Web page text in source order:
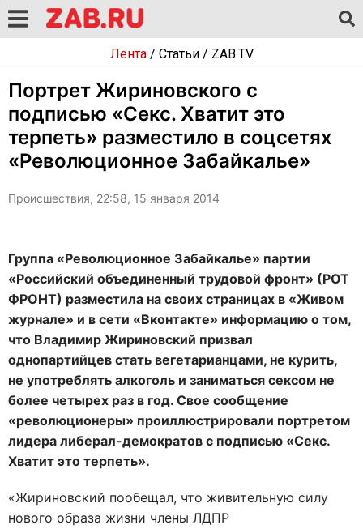
Лента/ Статьи/ ZAB.TV
Портрет Жириновского с
подписью «Секс. Хватит это
терпеть» разместило в соцсетях
«Революционное Забайкалье»
Происшествия, 22:58, 15 января 2014
Группа «Революционное Забайкалье» партии
«Российский объединенный трудовой фронт» (РОТ
ФРОНТ) разместила на своих страницах в «Живом
журнале» и в сети «Вконтакте» информацию о том,
что Владимир Жириновский призвал
однопартийцев стать вегетарианцами, не курить,
не употреблять алкоголь и заниматься сексом не
более четырех раз в год. Свое сообщение
«революционеры» проиллюстрировали портретом
лидера либерал-демократов с подписью «Секс.
Хватит это терпеть».
«Жириновский пообещал, что живительную силу
нового образа жизни члены ЛДПР